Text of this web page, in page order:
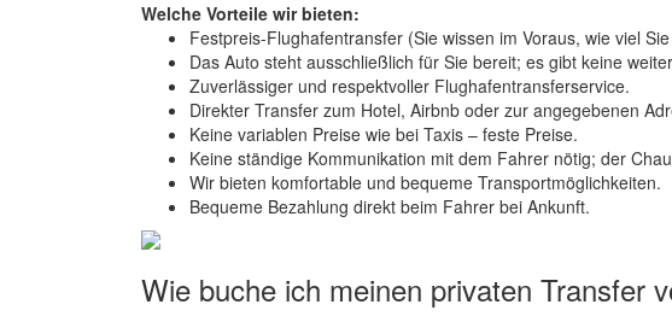
Welche Vorteile wir bieten:
Festpreis-Flughafentransfer (Sie wissen im Voraus, wie viel
Das Auto steht ausschließlich für Sie bereit; es gibt keine
Zuverlässiger und respektvoller Flughafentransferservice.
Direkter Transfer zum Hotel, Airbnb oder zur angegebenen
Keine variablen Preise wie bei Taxis – feste Preise.
Keine ständige Kommunikation mit dem Fahrer nötig; der
Wir bieten komfortable und bequeme Transportmöglichkeiten.
Bequeme Bezahlung direkt beim Fahrer bei Ankunft.
Wie buche ich meinen privaten Transfer